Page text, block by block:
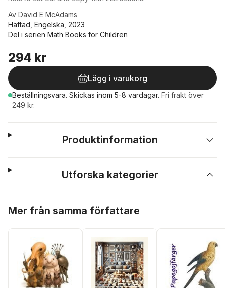
Av David E McAdams
Häftad, Engelska, 2023
Del i serien Math Books for Children
294 kr
Lägg i varukorg
Beställningsvara. Skickas inom 5-8 vardagar. Fri frakt över
249 kr.
Produktinformation
Utforska kategorier
Mer från samma författare